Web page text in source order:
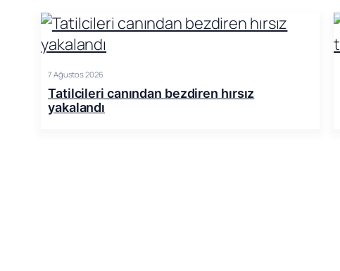
7 Ağustos 2026
Tatilcileri canından bezdiren hırsız
yakalandı